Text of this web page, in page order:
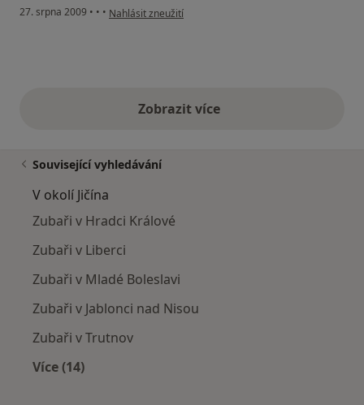
27. srpna 2009 • • • podle názoru uživatele Petra
Nahlásit zneužití
Zobrazit vícevýše uvedené názory
Související vyhledávání
V okolí Jičína
Zubaři v Hradci Králové
Zubaři v Liberci
Zubaři v Mladé Boleslavi
Zubaři v Jablonci nad Nisou
Zubaři v Trutnov
Více (14)